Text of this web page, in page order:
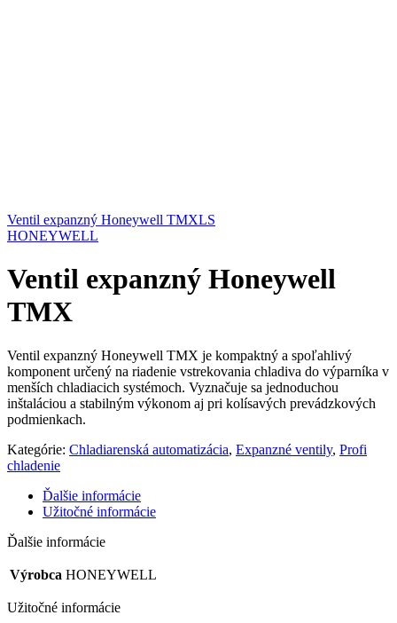
Ventil expanzný Honeywell TMXLS
HONEYWELL
Ventil expanzný Honeywell
TMX
Ventil expanzný Honeywell TMX je kompaktný a spoľahlivý
komponent určený na riadenie vstrekovania chladiva do výparníka v
menších chladiacich systémoch. Vyznačuje sa jednoduchou
inštaláciou a stabilným výkonom aj pri kolísavých prevádzkových
podmienkach.
Kategórie: Chladiarenská automatizácia, Expanzné ventily, Profi
chladenie
Ďalšie informácie
Užitočné informácie
Ďalšie informácie
Výrobca HONEYWELL
Užitočné informácie